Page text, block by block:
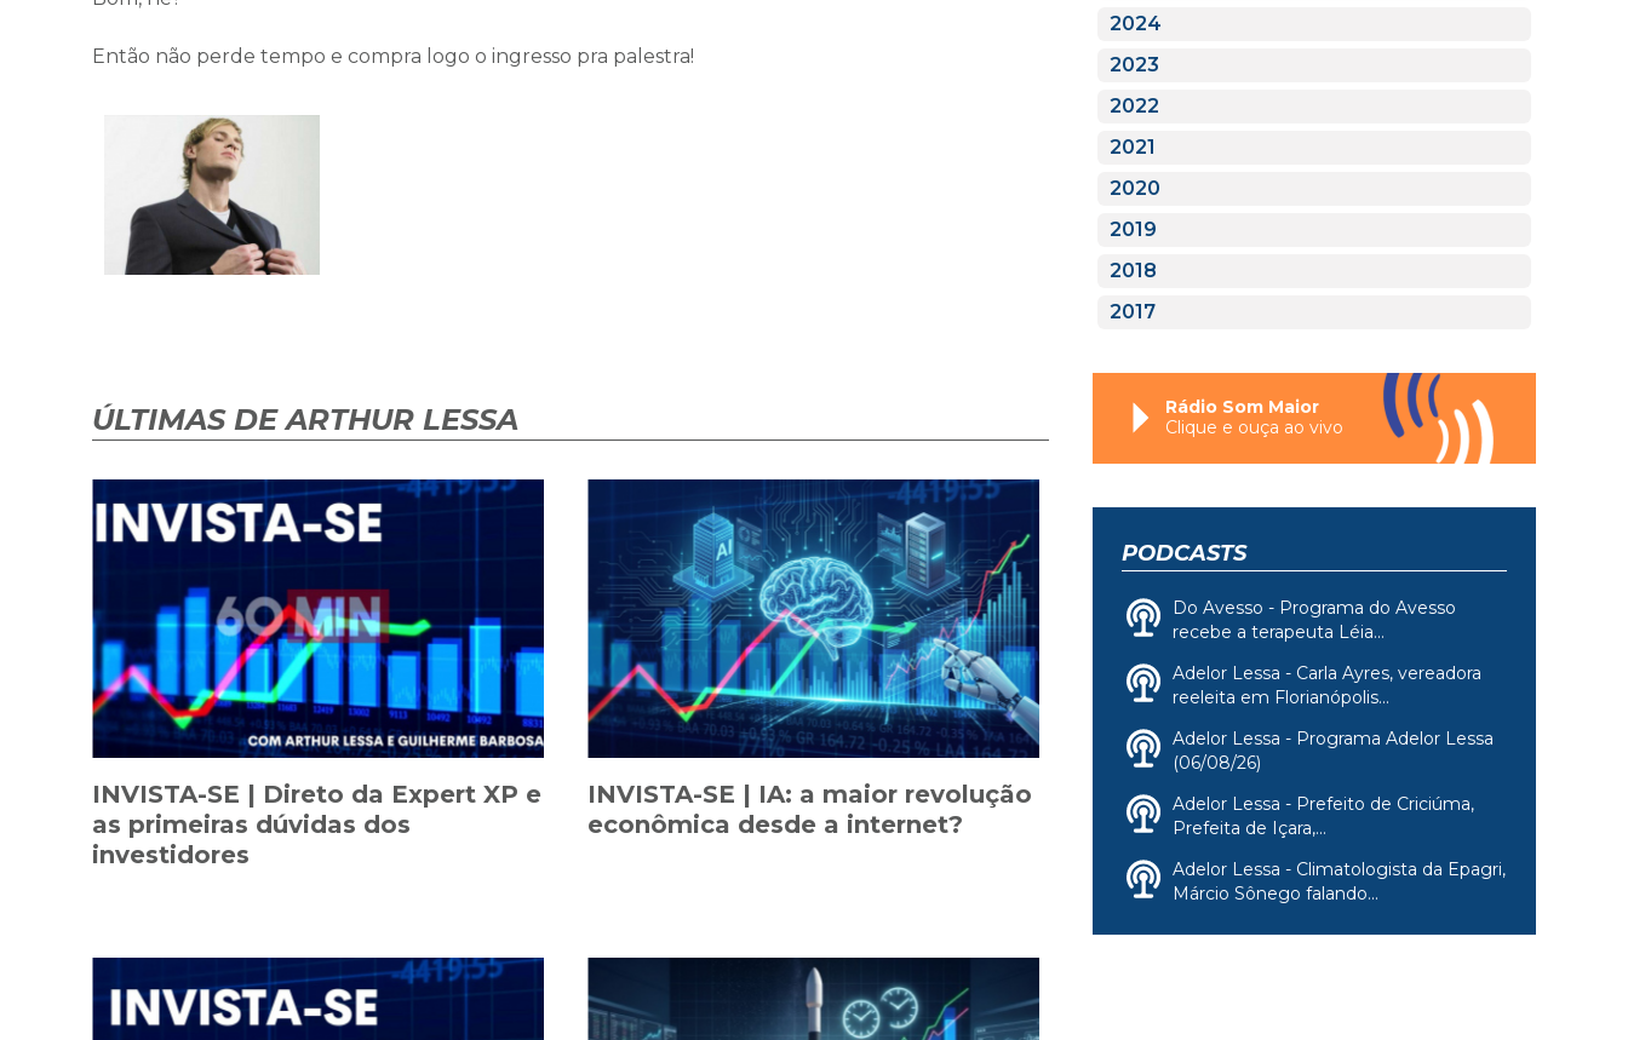
Então não perde tempo e compra logo o ingresso pra palestra!
ÚLTIMAS DE ARTHUR LESSA
INVISTA-SE | Direto da Expert XP e
as primeiras dúvidas dos
investidores
INVISTA-SE | IA: a maior revolução
econômica desde a internet?
2024
2023
2022
2021
2020
2019
2018
2017
Rádio Som Maior
Clique e ouça ao vivo
PODCASTS
Do Avesso - Programa do Avesso
recebe a terapeuta Léia...
Adelor Lessa - Carla Ayres, vereadora
reeleita em Florianópolis...
Adelor Lessa - Programa Adelor Lessa
(06/08/26)
Adelor Lessa - Prefeito de Criciúma,
Prefeita de Içara,...
Adelor Lessa - Climatologista da Epagri,
Márcio Sônego falando...